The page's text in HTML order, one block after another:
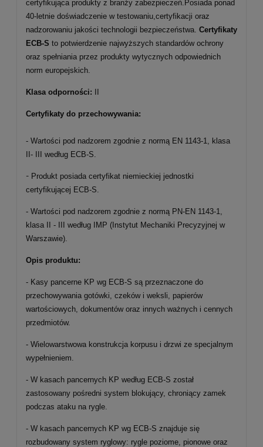
certyfikująca produkty z branży zabezpieczeń.Posiada ponad
40-letnie doświadczenie w testowaniu,certyfikacji oraz
nadzorowaniu jakości technologii bezpieczeństwa. Certyfikaty
ECB-S to potwierdzenie najwyższych standardów ochrony
oraz spełniania przez produkty wytycznych odpowiednich
norm europejskich.
Klasa odporności:
Certyfikaty do przechowywania:
- Wartości pod nadzorem zgodnie z normą EN 1143-1, klasa
II- III według ECB-S.
- Produkt posiada certyfikat niemieckiej jednostki
certyfikującej ECB-S.
- Wartości pod nadzorem zgodnie z normą PN-EN 1143-1,
klasa II - III według IMP (Instytut Mechaniki Precyzyjnej w
Warszawie).
Opis produktu:
- Kasy pancerne KP wg ECB-S są przeznaczone do
przechowywania gotówki, czeków i weksli, papierów
wartościowych, dokumentów oraz innych ważnych i cennych
przedmiotów.
- Wielowarstwowa konstrukcja korpusu i drzwi ze specjalnym
wypełnieniem.
- W kasach pancernych KP według ECB-S został
zastosowany pośredni system blokujący, chroniący zamek
podczas ataku na rygle.
- W kasach pancernych KP wg ECB-S znajduje się
rozbudowany system ryglowy: rygle poziome, pionowe oraz